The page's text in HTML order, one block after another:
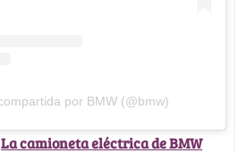
por BMW (@bmw)
La camioneta eléctrica de BMW